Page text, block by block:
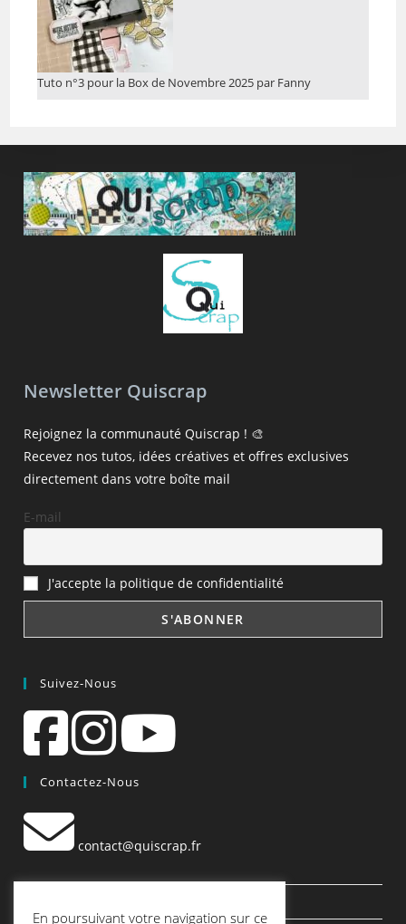
Tuto n°3 pour la Box de Novembre 2025 par Fanny
Newsletter Quiscrap
Rejoignez la communauté Quiscrap ! 🎨
Recevez nos tutos, idées créatives et offres exclusives
directement dans votre boîte mail
E-mail
J'accepte la politique de confidentialité
Suivez-Nous
Contactez-Nous
contact@quiscrap.fr
En poursuivant votre navigation sur ce